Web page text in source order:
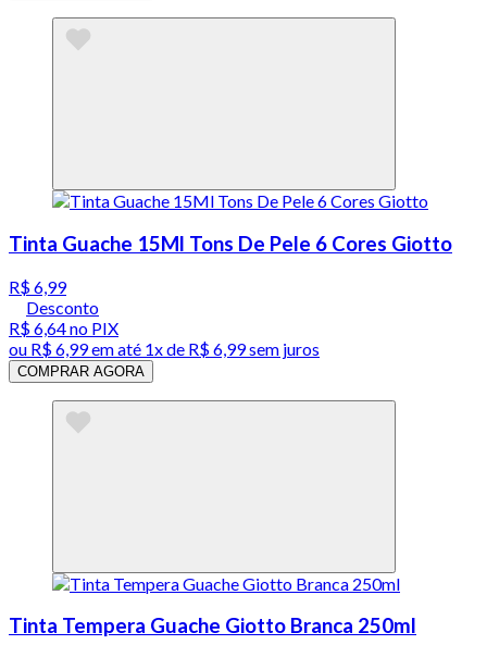
Tinta Guache 15Ml Tons De Pele 6 Cores Giotto
R$ 6,99
Desconto
R$ 6,64no PIX
ou R$ 6,99em até 1x de R$ 6,99sem juros
COMPRAR AGORA
Tinta Tempera Guache Giotto Branca 250ml